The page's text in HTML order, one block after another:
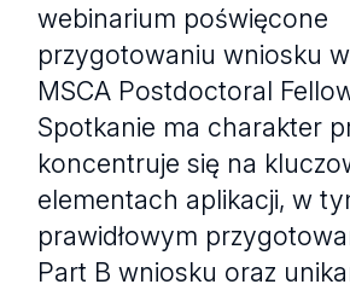
webinarium poświęcone
przygotowaniu wniosku
MSCA Postdoctoral
Spotkanie ma charakter
koncentruje się na
elementach aplikacji, w
prawidłowym
Part B wniosku oraz